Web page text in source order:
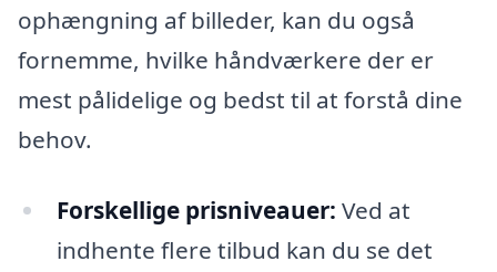
ophængning af billeder, kan du også
fornemme, hvilke håndværkere der er
mest pålidelige og bedst til at forstå dine
behov.
Forskellige prisniveauer: Ved at
indhente flere tilbud kan du se det